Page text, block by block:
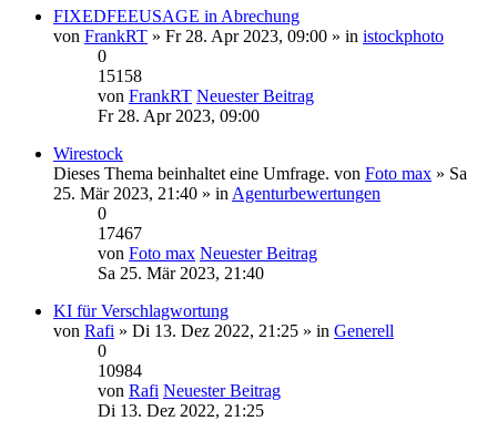
FIXEDFEEUSAGE in Abrechung
von FrankRT » Fr 28. Apr 2023, 09:00 » in istockphoto
0
15158
von FrankRT Neuester Beitrag
Fr 28. Apr 2023, 09:00
Wirestock
Dieses Thema beinhaltet eine Umfrage. von Foto max » Sa
25. Mär 2023, 21:40 » in Agenturbewertungen
0
17467
von Foto max Neuester Beitrag
Sa 25. Mär 2023, 21:40
KI für Verschlagwortung
von Rafi » Di 13. Dez 2022, 21:25 » in Generell
0
10984
von Rafi Neuester Beitrag
Di 13. Dez 2022, 21:25